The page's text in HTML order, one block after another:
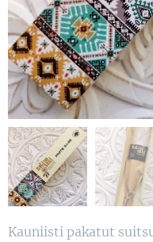
Kauniisti pakatut